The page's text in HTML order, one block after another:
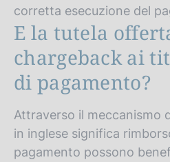
corretta esecuzione del
E la tutela
chargeback ai
di pagamento?
Attraverso il meccanismo
in inglese significa
pagamento possono